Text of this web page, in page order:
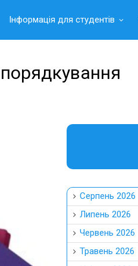
Інформація для студентів
Серпень 2026
Липень 2026
Червень 2026
Травень 2026